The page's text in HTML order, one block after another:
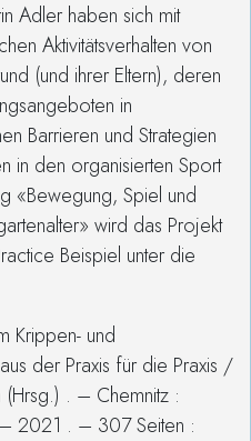
Adler haben sich mit
Aktivitätsverhalten von
(und ihrer Eltern), deren
in
Barrieren und Strategien
in den organisierten Sport
«Bewegung, Spiel und
wird das Projekt
Beispiel unter die
Krippen- und
der Praxis für die Praxis /
(Hrsg.) . – Chemnitz :
– 2021 . – 307 Seiten :